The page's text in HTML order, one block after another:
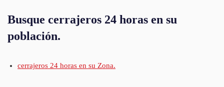
Busque cerrajeros 24 horas en su
población.
cerrajeros 24 horas en su Zona.